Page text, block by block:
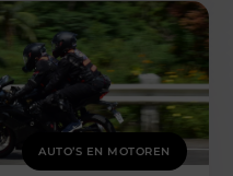
AUTO’S EN MOTOREN